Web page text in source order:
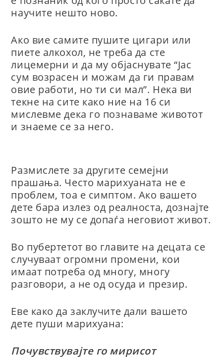
научите нешто ново.
Ако вие самите пушите цигари или
пиете алкохол, не треба да сте
лицемерни и да му објаснувате “Јас
сум возрасен и можам да ги правам
овие работи, но ти си мал”. Нека ви
текне на сите како ние на 16 си
мислевме дека го познаваме животот
и знаеме се за него.
Размислете за другите семејни
прашања. Често марихуаната не е
проблем, тоа е симптом. Ако вашето
дете бара излез од реалноста, дознајте
зошто не му се допаѓа неговиот живот.
Во пубертетот во главите на децата се
случуваат огромни промени, кои
имаат потреба од многу, многу
разговори, а не од осуда и презир.
Еве како да заклучите дали вашето
дете пуши марихуана:
Почувствувајте го мирисот